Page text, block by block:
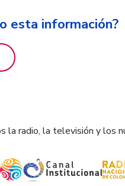
esta información?
la radio, la televisión y los